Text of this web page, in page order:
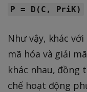
P = D(C, PriK)
Như vậy, khác
mã hóa và giải
khác nhau, đồng
chế hoạt động